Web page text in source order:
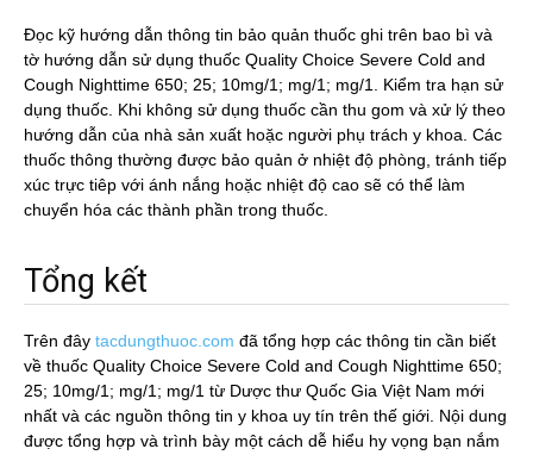
Đọc kỹ hướng dẫn thông tin bảo quản thuốc ghi trên bao bì và
tờ hướng dẫn sử dụng thuốc Quality Choice Severe Cold and
Cough Nighttime 650; 25; 10mg/1; mg/1; mg/1. Kiểm tra hạn sử
dụng thuốc. Khi không sử dụng thuốc cần thu gom và xử lý theo
hướng dẫn của nhà sản xuất hoặc người phụ trách y khoa. Các
thuốc thông thường được bảo quản ở nhiệt độ phòng, tránh tiếp
xúc trực tiêp với ánh nắng hoặc nhiệt độ cao sẽ có thể làm
chuyển hóa các thành phần trong thuốc.
Tổng kết
Trên đây tacdungthuoc.com đã tổng hợp các thông tin cần biết
về thuốc Quality Choice Severe Cold and Cough Nighttime 650;
25; 10mg/1; mg/1; mg/1 từ Dược thư Quốc Gia Việt Nam mới
nhất và các nguồn thông tin y khoa uy tín trên thế giới. Nội dung
được tổng hợp và trình bày một cách dễ hiểu hy vọng bạn nắm